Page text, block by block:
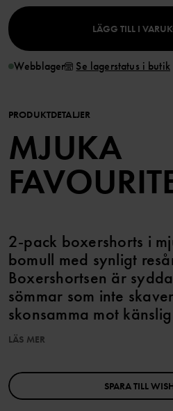
LÄGG TILL I
Webblager Se lagerstatus i butik
PRODUKTDETALJER
MJUKA
2-pack boxershorts i
bomull med synligt
Boxershortsen är
sömmar som inte
skonsamma mot
Egenskaper:
• Extra mjuka, platta sömmar
LÄS MER
SPARA TILL